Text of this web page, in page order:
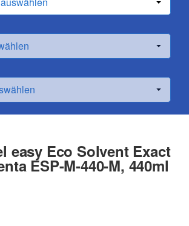
easy Eco Solvent Exact
ESP-M-440-M, 440ml